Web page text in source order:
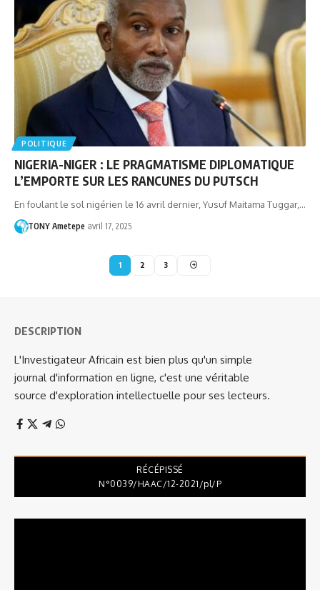
POLITIQUE
NIGERIA-NIGER : LE PRAGMATISME DIPLOMATIQUE
L’EMPORTE SUR LES RANCUNES DU PUTSCH
En foulant le sol nigérien le 16 avril dernier, Yusuf Maitama Tuggar,…
TONY Ametepe avril 17, 2025
1 2 3
DESCRIPTION
L'Investigateur Africain est bien plus qu'un simple
journal d'information en ligne, c'est une véritable
source d'exploration intellectuelle pour ses lecteurs.
RÉCÉPISSÉ
N°0039/HAAC/12-2021/pl/P